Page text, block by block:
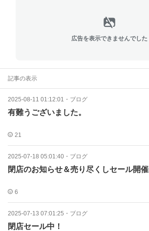
広告を表示できませんでした
記事の表示
2025-08-11 01:12:01 ・ ブログ
有難うございました。
21
2025-07-18 05:01:40 ・ ブログ
閉店のお知らせ＆売り尽くしセール開催
6
2025-07-13 07:01:25 ・ ブログ
閉店セール中！